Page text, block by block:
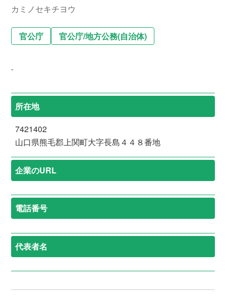
カミノセキチヨウ
官公庁 官公庁/地方公務(自治体)
-
所在地
7421402
山口県熊毛郡上関町大字長島４４８番地
企業のURL
電話番号
代表者名